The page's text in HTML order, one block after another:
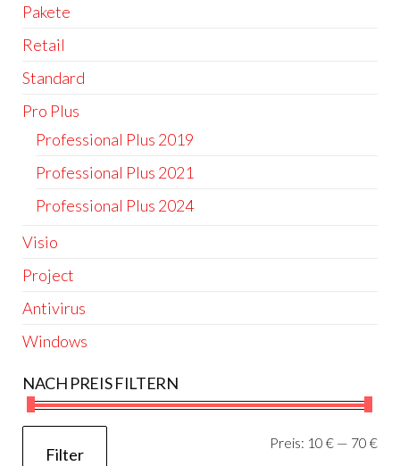
Pakete
Retail
Standard
Pro Plus
Professional Plus 2019
Professional Plus 2021
Professional Plus 2024
Visio
Project
Antivirus
Windows
NACH PREIS FILTERN
Filter
Preis: 10 € — 70 €